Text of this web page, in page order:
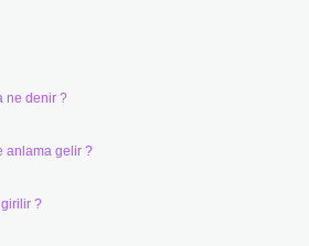
ne denir ?
anlama gelir ?
?